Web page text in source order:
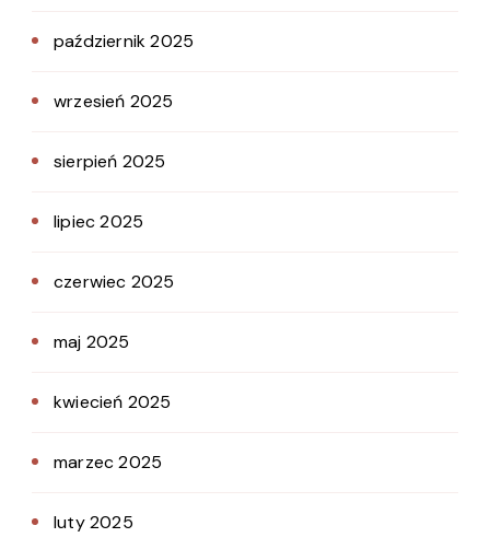
październik 2025
wrzesień 2025
sierpień 2025
lipiec 2025
czerwiec 2025
maj 2025
kwiecień 2025
marzec 2025
luty 2025